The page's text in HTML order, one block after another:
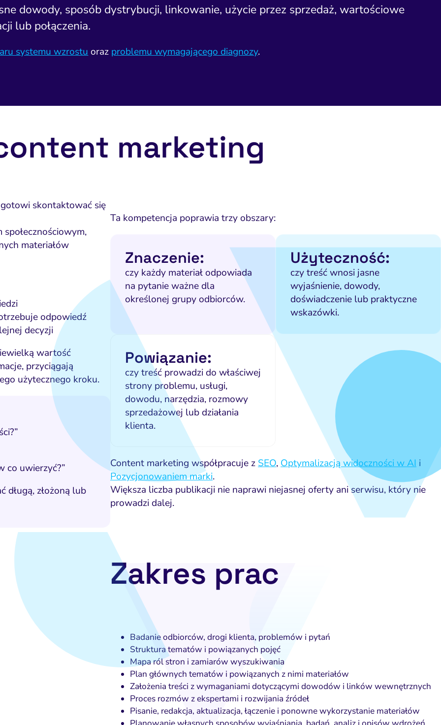
dowody, sposób dystrybucji, linkowanie, użycie przez sprzedaż, wartościowe
lub połączenia.
systemu wzrostuoraz problemu wymagającego diagnozy.
marketing
skontaktować się
materiałów
odpowiedź
decyzji
wartość
przyciągają
użytecznego kroku.
co uwierzyć?”
długą, złożoną lub
Ta kompetencja poprawia trzy obszary:
Znaczenie:
czy każdy materiał odpowiada
na pytanie ważne dla
określonej grupy odbiorców.
Użyteczność:
czy treść wnosi jasne
wyjaśnienie, dowody,
doświadczenie lub praktyczne
wskazówki.
Powiązanie:
czy treść prowadzi do właściwej
strony problemu, usługi,
dowodu, narzędzia, rozmowy
sprzedażowej lub działania
klienta.
Content marketing współpracuje z SEO, Optymalizacją widoczności w AI i
Pozycjonowaniem marki.
Większa liczba publikacji nie naprawi niejasnej oferty ani serwisu, który nie
prowadzi dalej.
Zakres prac
Badanie odbiorców, drogi klienta, problemów i pytań
Struktura tematów i powiązanych pojęć
Mapa ról stron i zamiarów wyszukiwania
Plan głównych tematów i powiązanych z nimi materiałów
Założenia treści z wymaganiami dotyczącymi dowodów i linków wewnętrznych
Proces rozmów z ekspertami i rozwijania źródeł
Pisanie, redakcja, aktualizacja, łączenie i ponowne wykorzystanie materiałów